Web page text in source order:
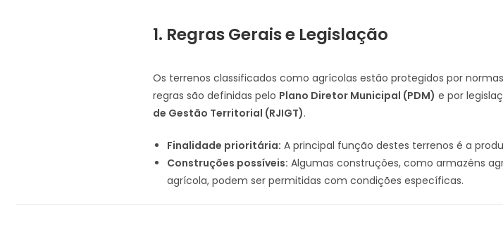
1. Regras Gerais e Legislação
Os terrenos classificados como agrícolas estão protegidos por
regras são definidas pelo Plano Diretor Municipal (PDM) e por
de Gestão Territorial (RJIGT).
Finalidade prioritária: A principal função destes terrenos é a
Construções possíveis: Algumas construções, como armazéns
agrícola, podem ser permitidas com condições específicas.